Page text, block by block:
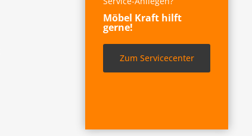
Möbel Kraft hilft
gerne!
Zum Servicecenter